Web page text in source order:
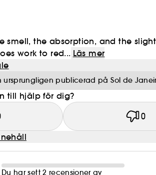
smell, the absorption, and the
work to red... Läs mer
ursprungligen publicerad på Sol de
till hjälp för dig?
0
Du har sett 2 recensioner av